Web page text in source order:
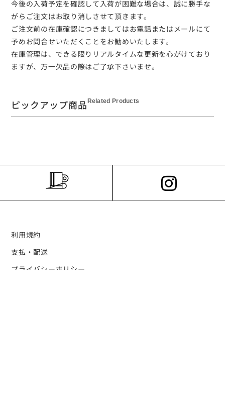
今後の入荷予定を確認して入荷が困難な場合は、誠に勝手な
がらご注文はお取り消しさせて頂きます。
ご注文前の在庫確認につきましてはお電話またはメールにて
予めお問合せいただくことをお勧めいたします。
在庫管理は、できる限りリアルタイムな更新を心がけており
ますが、万一欠品の際はご了承下さいませ。
ピックアップ商品Related Products
利用規約
支払・配送
プライバシーポリシー